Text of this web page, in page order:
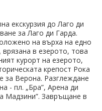
екскурзия до Лаго ди
за Лаго ди Гарда.
на върха на едно
в езерото, това
курорт на езерото,
крепост Рока
за Верона. Разглеждане
- пл. „Бра”, Арена ди
Мадзини”. Завръщане в